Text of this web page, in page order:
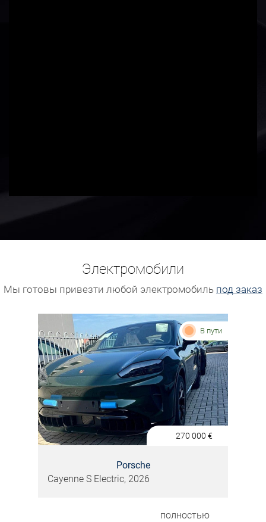
Электромобили
Мы готовы привезти любой электромобиль под заказ
В пути
Porsche
Cayenne S Electric, 2026
270 000 €
полностью